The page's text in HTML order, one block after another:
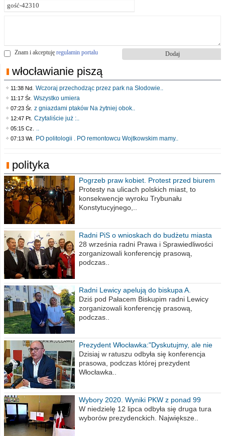
Znam i akceptuję regulamin portalu
włocławianie piszą
11:38 Nd. Wczoraj przechodząc przez park na Słodowie..
11:17 Śr. Wszystko umiera
07:23 Śr. z gniazdami ptaków Na żytniej obok..
12:47 Pt. Czytaliście już :..
05:15 Cz. ..
07:13 Wt. PO politologii . PO remontowcu Wojtkowskim mamy..
polityka
Pogrzeb praw kobiet. Protest przed biurem
poselskim PiS
Protesty na ulicach polskich miast, to
konsekwencje wyroku Trybunału
Konstytucyjnego,..
Radni PiS o wnioskach do budżetu miasta
na 2021 rok
28 września radni Prawa i Sprawiedliwości
zorganizowali konferencję prasową,
podczas..
Radni Lewicy apelują do biskupa A.
Wiesława Meringa
Dziś pod Pałacem Biskupim radni Lewicy
zorganizowali konferencję prasową,
podczas..
Prezydent Włocławka:"Dyskutujmy, ale nie
obrażajmy się”
Dzisiaj w ratuszu odbyła się konferencja
prasowa, podczas której prezydent
Włocławka..
Wybory 2020. Wyniki PKW z ponad 99
procent obwodów
W niedzielę 12 lipca odbyła się druga tura
wyborów prezydenckich. Największe..